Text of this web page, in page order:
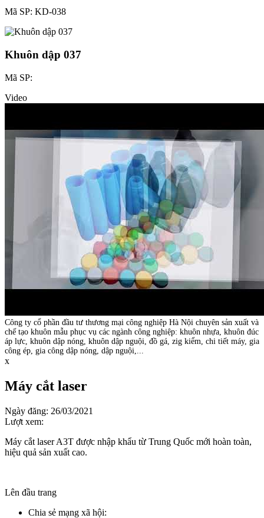
Mã SP: KD-038
Khuôn dập 037
Mã SP:
Video
Công ty cổ phần đầu tư thương mại công nghiệp Hà Nội chuyên sản xuất và
chế tạo khuôn mẫu phục vụ các ngành công nghiệp: khuôn nhựa, khuôn đúc
áp lực, khuôn dập nóng, khuôn dập nguội, đồ gá, zig kiểm, chi tiết máy, gia
công ép, gia công dập nóng, dập nguội,...
x
Máy cắt laser
Ngày đăng: 26/03/2021
Lượt xem:
Máy cắt laser A3T được nhập khẩu từ Trung Quốc mới hoàn toàn,
hiệu quả sản xuất cao.
Lên đầu trang
Chia sẻ mạng xã hội: